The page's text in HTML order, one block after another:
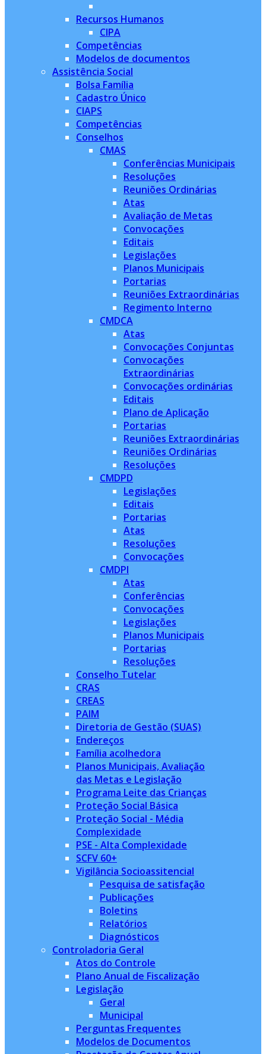
Recursos Humanos
CIPA
Competências
Modelos de documentos
Assistência Social
Bolsa Família
Cadastro Único
CIAPS
Competências
Conselhos
CMAS
Conferências Municipais
Resoluções
Reuniões Ordinárias
Atas
Avaliação de Metas
Convocações
Editais
Legislações
Planos Municipais
Portarias
Reuniões Extraordinárias
Regimento Interno
CMDCA
Atas
Convocações Conjuntas
Convocações
Extraordinárias
Convocações ordinárias
Editais
Plano de Aplicação
Portarias
Reuniões Extraordinárias
Reuniões Ordinárias
Resoluções
CMDPD
Legislações
Editais
Portarias
Atas
Resoluções
Convocações
CMDPI
Atas
Conferências
Convocações
Legislações
Planos Municipais
Portarias
Resoluções
Conselho Tutelar
CRAS
CREAS
PAIM
Diretoria de Gestão (SUAS)
Endereços
Família acolhedora
Planos Municipais, Avaliação
das Metas e Legislação
Programa Leite das Crianças
Proteção Social Básica
Proteção Social - Média
Complexidade
PSE - Alta Complexidade
SCFV 60+
Vigilância Socioassitencial
Pesquisa de satisfação
Publicações
Boletins
Relatórios
Diagnósticos
Controladoria Geral
Atos do Controle
Plano Anual de Fiscalização
Legislação
Geral
Municipal
Perguntas Frequentes
Modelos de Documentos